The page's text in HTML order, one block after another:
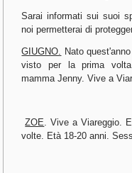
Sarai informati sui suoi
noi permetterai di
GIUGNO.
Nato
visto per la prima
mamma Jenny. Vive a
ZOE . Vive a Viareggio.
volte. Età 18-20 anni.